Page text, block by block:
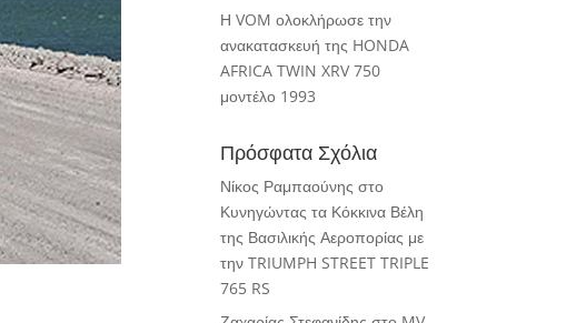
Η VOM ολοκλήρωσε την
ανακατασκευή της HONDA
AFRICA TWIN XRV 750
μοντέλο 1993
Πρόσφατα Σχόλια
Νίκος Ραμπαούνης στο
Κυνηγώντας τα Κόκκινα Βέλη
της Βασιλικής Αεροπορίας με
την TRIUMPH STREET TRIPLE
765 RS